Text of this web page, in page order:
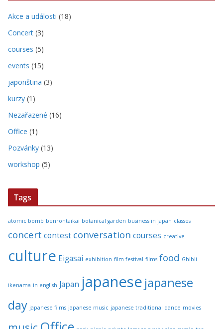
Akce a události (18)
Concert (3)
courses (5)
events (15)
japonština (3)
kurzy (1)
Nezařazené (16)
Office (1)
Pozvánky (13)
workshop (5)
Tags
atomic bomb benrontaikai botanical garden business in japan classes
concert contest conversation courses creative
culture Eigasai exhibition film festival films food Ghibli
ikenama in english Japan japanese japanese
day japanese films japanese music japanese traditional dance movies